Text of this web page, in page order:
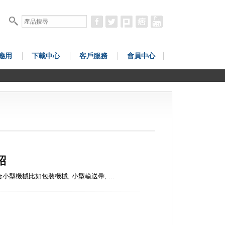
用 下載中心 客戶服務 會員中心
小型機械比如包裝機械, 小型輸送帶, ...